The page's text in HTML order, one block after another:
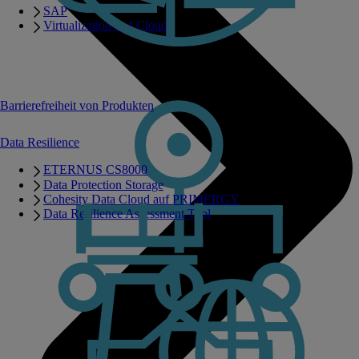
SAP
Virtualization and Cloud
Data Resilience
ETERNUS CS8000
Data Protection Storage
Cohesity Data Cloud auf PRIMERGY
Data Resilience Assessment Tool
Barrierefreiheit von Produkten